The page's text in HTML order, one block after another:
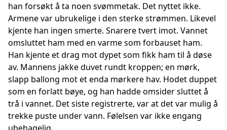
han forsøkt å ta noen svømmetak. Det nyttet ikke.
Armene var ubrukelige i den sterke strømmen. Likevel
kjente han ingen smerte. Snarere tvert imot. Vannet
omsluttet ham med en varme som forbauset ham.
Han kjente et drag mot dypet som fikk ham til å døse
av. Mannens jakke duvet rundt kroppen; en mørk,
slapp ballong mot et enda mørkere hav. Hodet duppet
som en forlatt bøye, og han hadde omsider sluttet å
trå i vannet. Det siste registrerte, var at det var mulig å
trekke puste under vann. Følelsen var ikke engang